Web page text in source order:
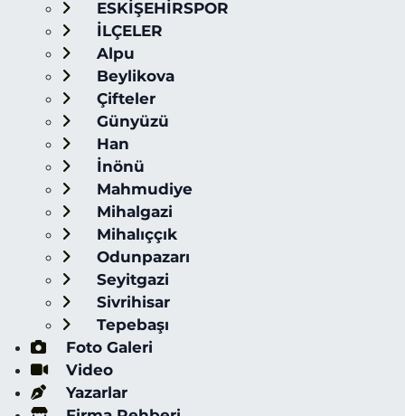
ESKİŞEHİRSPOR
İLÇELER
Alpu
Beylikova
Çifteler
Günyüzü
Han
İnönü
Mahmudiye
Mihalgazi
Mihalıççık
Odunpazarı
Seyitgazi
Sivrihisar
Tepebaşı
Foto Galeri
Video
Yazarlar